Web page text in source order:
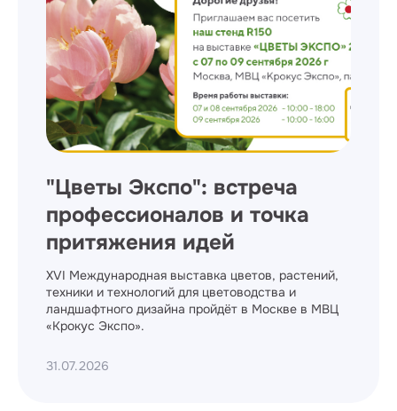
"Цветы Экспо": встреча
профессионалов и точка
притяжения идей
XVI Международная выставка цветов, растений,
техники и технологий для цветоводства и
ландшафтного дизайна пройдёт в Москве в МВЦ
«Крокус Экспо».
31.07.2026